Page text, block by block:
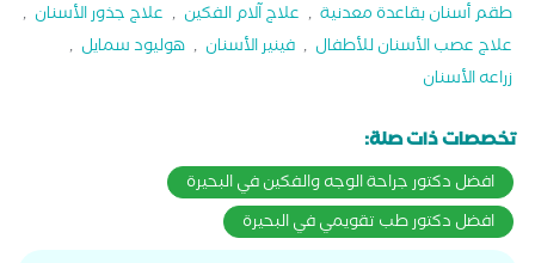
طقم أسنان بقاعدة معدنية , علاج آلام الفكين , علاج جذور الأسنان ,
علاج عصب الأسنان للأطفال , فينير الأسنان , هوليود سمايل ,
زراعه الأسنان
تخصصات ذات صلة:
افضل دكتور جراحة الوجه والفكين في البحيرة
افضل دكتور طب تقويمي في البحيرة